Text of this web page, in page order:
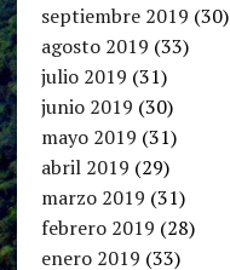
septiembre 2019 (30)
agosto 2019 (33)
julio 2019 (31)
junio 2019 (30)
mayo 2019 (31)
abril 2019 (29)
marzo 2019 (31)
febrero 2019 (28)
enero 2019 (33)